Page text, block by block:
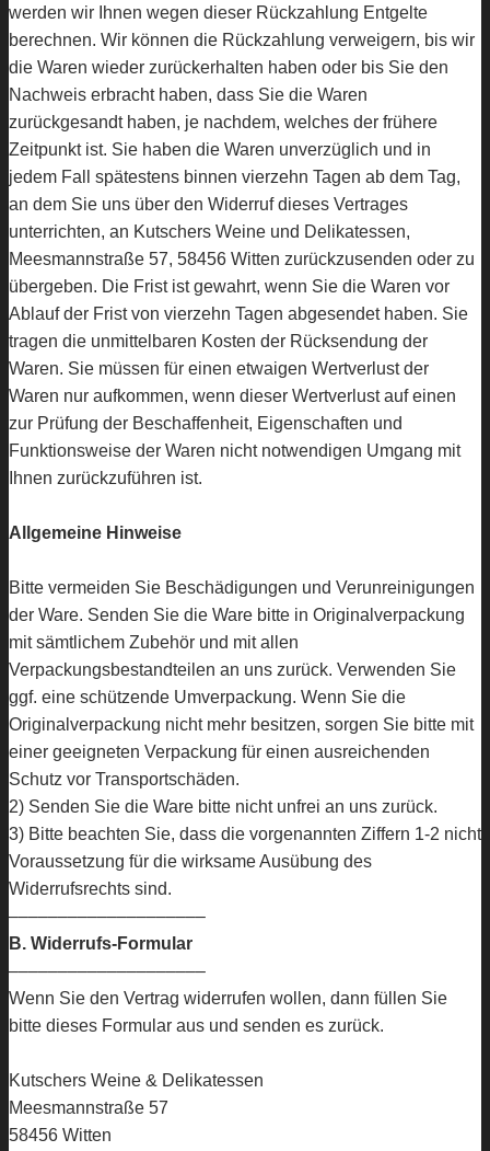
werden wir Ihnen wegen dieser Rückzahlung Entgelte
berechnen. Wir können die Rückzahlung verweigern, bis wir
die Waren wieder zurückerhalten haben oder bis Sie den
Nachweis erbracht haben, dass Sie die Waren
zurückgesandt haben, je nachdem, welches der frühere
Zeitpunkt ist. Sie haben die Waren unverzüglich und in
jedem Fall spätestens binnen vierzehn Tagen ab dem Tag,
an dem Sie uns über den Widerruf dieses Vertrages
unterrichten, an Kutschers Weine und Delikatessen,
Meesmannstraße 57, 58456 Witten zurückzusenden oder zu
übergeben. Die Frist ist gewahrt, wenn Sie die Waren vor
Ablauf der Frist von vierzehn Tagen abgesendet haben. Sie
tragen die unmittelbaren Kosten der Rücksendung der
Waren. Sie müssen für einen etwaigen Wertverlust der
Waren nur aufkommen, wenn dieser Wertverlust auf einen
zur Prüfung der Beschaffenheit, Eigenschaften und
Funktionsweise der Waren nicht notwendigen Umgang mit
Ihnen zurückzuführen ist.
Allgemeine Hinweise
Bitte vermeiden Sie Beschädigungen und Verunreinigungen
der Ware. Senden Sie die Ware bitte in Originalverpackung
mit sämtlichem Zubehör und mit allen
Verpackungsbestandteilen an uns zurück. Verwenden Sie
ggf. eine schützende Umverpackung. Wenn Sie die
Originalverpackung nicht mehr besitzen, sorgen Sie bitte mit
einer geeigneten Verpackung für einen ausreichenden
Schutz vor Transportschäden.
2) Senden Sie die Ware bitte nicht unfrei an uns zurück.
3) Bitte beachten Sie, dass die vorgenannten Ziffern 1-2 nicht
Voraussetzung für die wirksame Ausübung des
Widerrufsrechts sind.
––––––––––––––––––––
B. Widerrufs-Formular
––––––––––––––––––––
Wenn Sie den Vertrag widerrufen wollen, dann füllen Sie
bitte dieses Formular aus und senden es zurück.
Kutschers Weine & Delikatessen
Meesmannstraße 57
58456 Witten